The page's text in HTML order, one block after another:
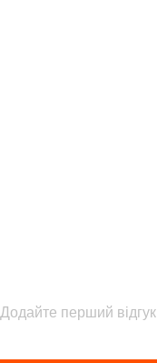
Додайте перший відгук